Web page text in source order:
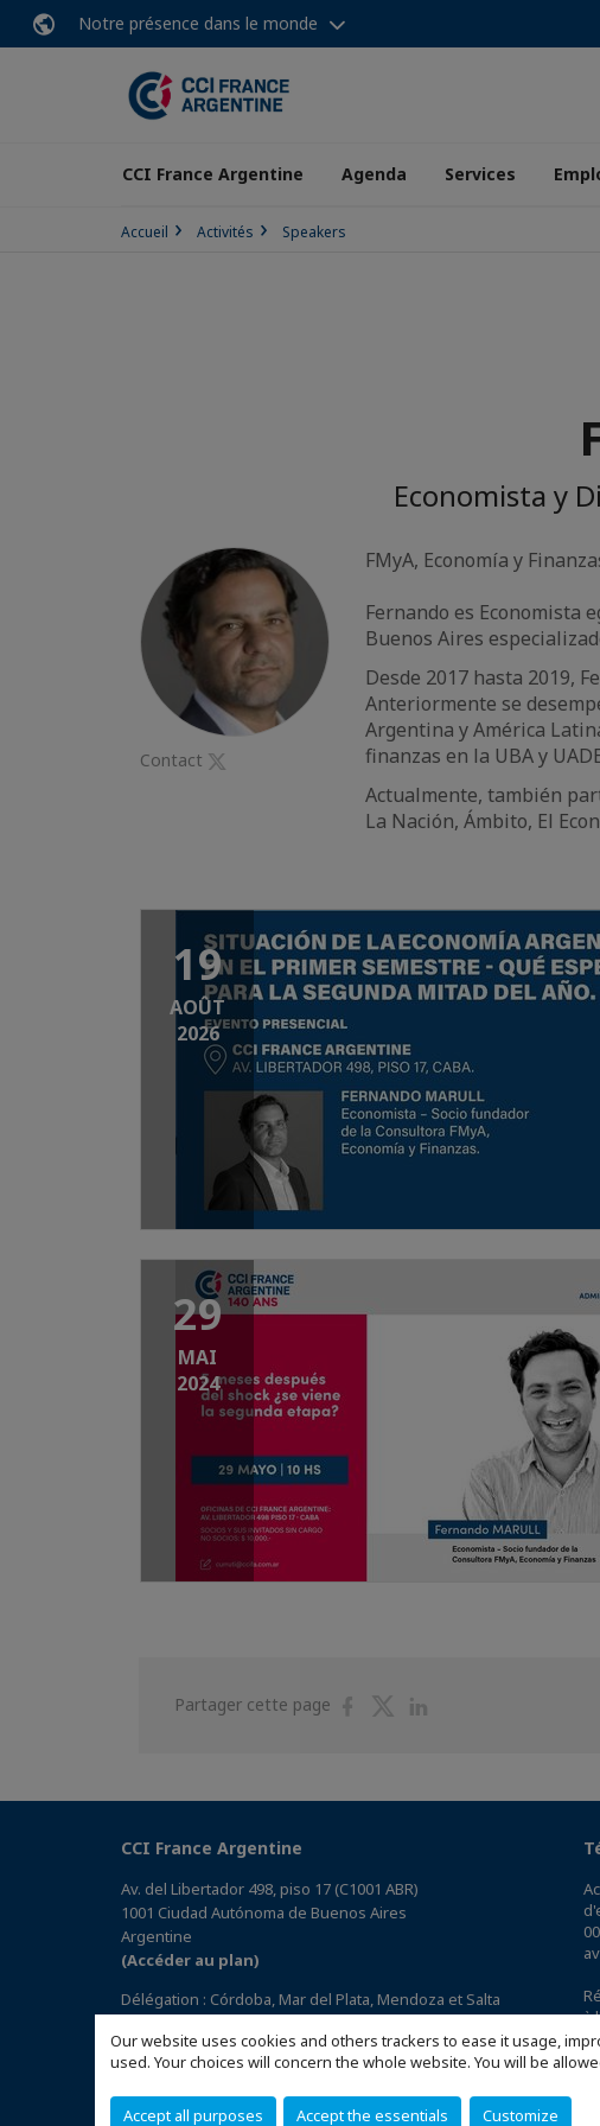
Our website uses cookies and others trackers to ease it usage,
used. Your choices will concern the whole website. You will be
Accept all purposes Accept the essentials Customize
Notre présence dans le monde
CCI France Argentine Agenda Services
Accueil Activités Speakers
Economista y
Contact
FMyA, Economía y
Fernando es Economista
Buenos Aires
Desde 2017 hasta 2019,
Anteriormente se
Argentina y América
finanzas en la UBA y
Actualmente, también
La Nación, Ámbito, El
19
AOÛT
2026
29
MAI
2024
Partager cette page
PartagerPartager
CCI France Argentine
Av. del Libertador 498, piso 17 (C1001 ABR)
1001 Ciudad Autónoma de Buenos Aires
Argentine
(Accéder au plan)
Délégation : Córdoba, Mar del Plata, Mendoza et Salta
à